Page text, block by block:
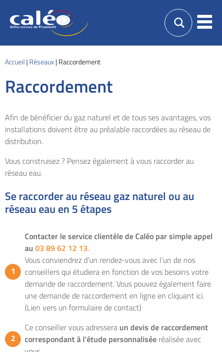
Caléo
Guebwiller
service
proximité
Accueil | Réseaux| Raccordement
Raccordement
Afin de bénéficier du gaz naturel et de tous ses avantages, vos
installations doivent être au préalable raccordées au réseau de
distribution.
Vous construisez ? Pensez également à vous raccorder au
réseau eau.
Se raccorder au réseau gaz naturel ou au
réseau eau en 5 étapes
Contacter le service clientèle de Caléo par simple appel
au 03 89 62 12 13.
Vous conviendrez d’un rendez-vous avec l’un de nos
conseillers qui étudiera en fonction de vos besoins votre
demande de raccordement. Vous pouvez également faire
une demande de raccordement en ligne en cliquant ici.
(Lien vers un formulaire de contact)
Ce conseiller vous adressera un devis de raccordement
correspondant à l’étude personnalisée réalisée avec